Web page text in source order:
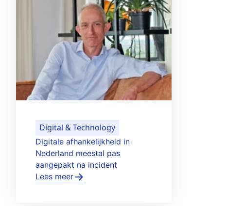
Digital & Technology
Digitale afhankelijkheid in
Nederland meestal pas
aangepakt na incident
Lees meer